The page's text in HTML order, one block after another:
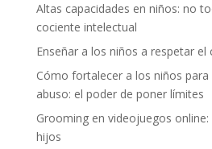
Altas capacidades en niños: no
cociente intelectual
Enseñar a los niños a respetar
Cómo fortalecer a los niños para
abuso: el poder de poner límites
Grooming en videojuegos
hijos